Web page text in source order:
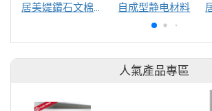
居美媞鑽石文棉柔洗臉巾 自成型静电材料
人氣產品專區